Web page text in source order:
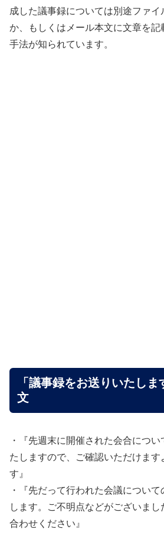
成した議事録については別途ファイ
か、もしくはメール本文に文章を
手法が知られています。
「議事録をお送りいたしま
文
・『先週末に開催された会合につ
たしますので、ご確認いただけます
す』
・『先だって行われた会議につい
します。ご不明点などがございま
合わせください』